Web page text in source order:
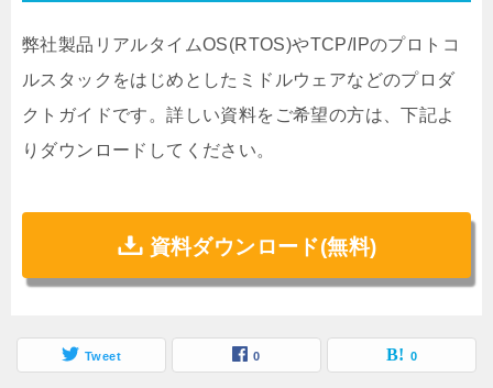
弊社製品リアルタイムOS(RTOS)やTCP/IPのプロトコ
ルスタックをはじめとしたミドルウェアなどのプロダ
クトガイドです。詳しい資料をご希望の方は、下記よ
りダウンロードしてください。
資料ダウンロード(無料)
Tweet 0 0